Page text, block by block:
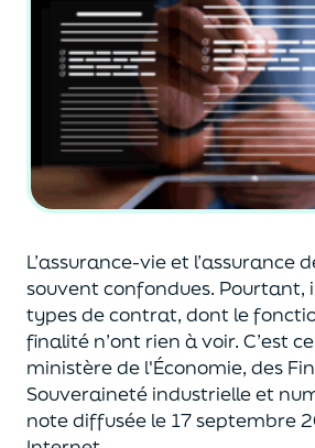
L’assurance-vie et l’assurance
souventconfondues. Pourtant,
types de contrat, dont le
finalité n’ont rien à voir. C’est
ministère de l'Économie, des
Souveraineté industrielle et
note diffusée le 17 septembre